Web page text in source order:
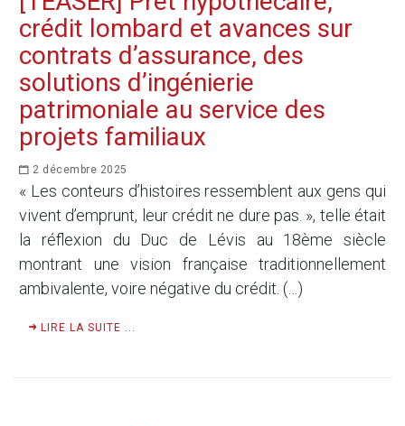
crédit lombard et avances sur
contrats d’assurance, des
solutions d’ingénierie
patrimoniale au service des
projets familiaux
2 décembre 2025
« Les conteurs d’histoires ressemblent aux gens qui
vivent d’emprunt, leur crédit ne dure pas. », telle était
la réflexion du Duc de Lévis au 18ème siècle
montrant une vision française traditionnellement
ambivalente, voire négative du crédit. (…)
LIRE LA SUITE ...